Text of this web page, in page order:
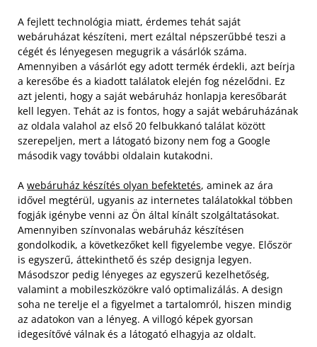
A fejlett technológia miatt, érdemes tehát saját
webáruházat készíteni, mert ezáltal népszerűbbé teszi a
cégét és lényegesen megugrik a vásárlók száma.
Amennyiben a vásárlót egy adott termék érdekli, azt beírja
a keresőbe és a kiadott találatok elején fog nézelődni. Ez
azt jelenti, hogy a saját webáruház honlapja keresőbarát
kell legyen. Tehát az is fontos, hogy a saját webáruházának
az oldala valahol az első 20 felbukkanó találat között
szerepeljen, mert a látogató bizony nem fog a Google
második vagy további oldalain kutakodni.
A webáruház készítés olyan befektetés, aminek az ára
idővel megtérül, ugyanis az internetes találatokkal többen
fogják igénybe venni az Ön által kínált szolgáltatásokat.
Amennyiben színvonalas webáruház készítésen
gondolkodik, a következőket kell figyelembe vegye. Először
is egyszerű, áttekinthető és szép designja legyen.
Másodszor pedig lényeges az egyszerű kezelhetőség,
valamint a mobileszközökre való optimalizálás. A design
soha ne terelje el a figyelmet a tartalomról, hiszen mindig
az adatokon van a lényeg. A villogó képek gyorsan
idegesítővé válnak és a látogató elhagyja az oldalt.